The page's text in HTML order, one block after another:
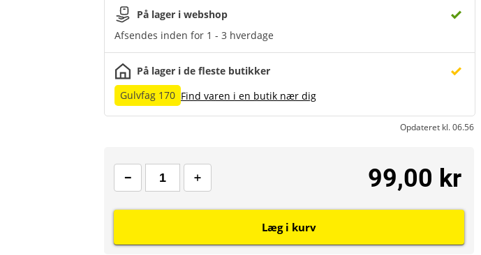
På lager i webshop
Afsendes inden for 1 - 3 hverdage
På lager i de fleste butikker
Gulvfag 170 Find varen i en butik nær dig
Opdateret kl. 06.56
99,00 kr
Læg i kurv